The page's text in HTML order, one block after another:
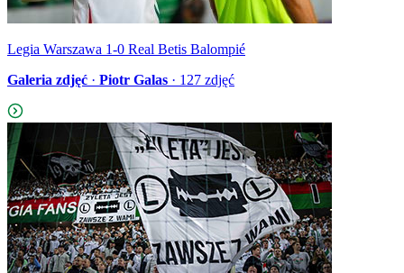
Legia Warszawa 1-0 Real Betis Balompié
Galeria zdjęć · Piotr Galas · 127 zdjęć